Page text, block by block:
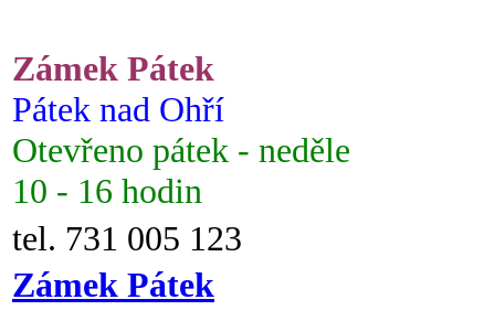
Zámek Pátek
Pátek nad Ohří
Otevřeno pátek - neděle
10 - 16 hodin
tel. 731 005 123
Zámek Pátek